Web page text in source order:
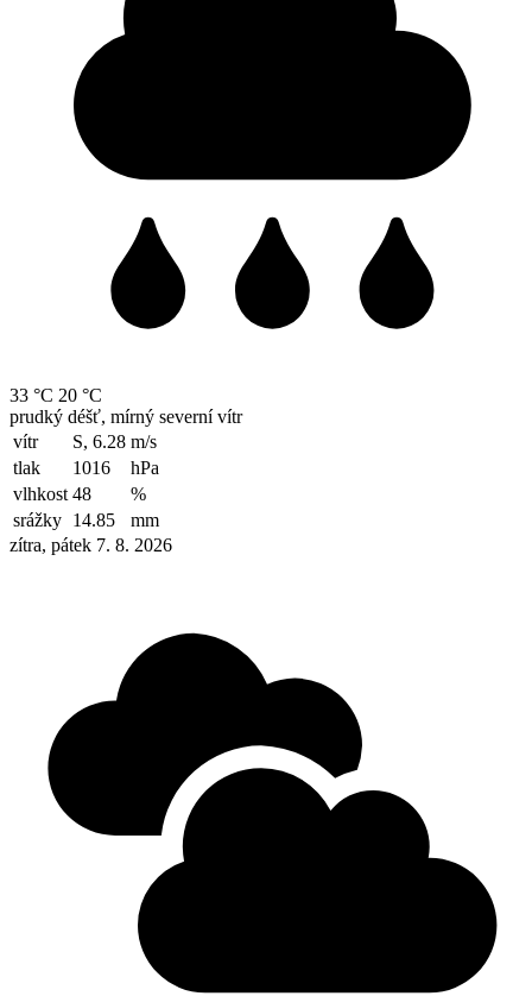
33 °C 20 °C
prudký déšť, mírný severní vítr
vítr
S, 6.28 m/s
tlak
1016
hPa
vlhkost 48
%
srážky 14.85
mm
zítra, pátek 7. 8. 2026